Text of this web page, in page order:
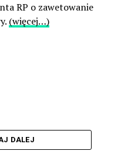
RP o zawetowanie
(więcej…)
DALEJ